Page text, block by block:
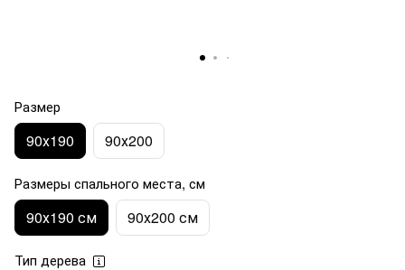
Размер
90х190 90х200
Размеры спального места, см
90х190 см 90х200 см
Тип дерева